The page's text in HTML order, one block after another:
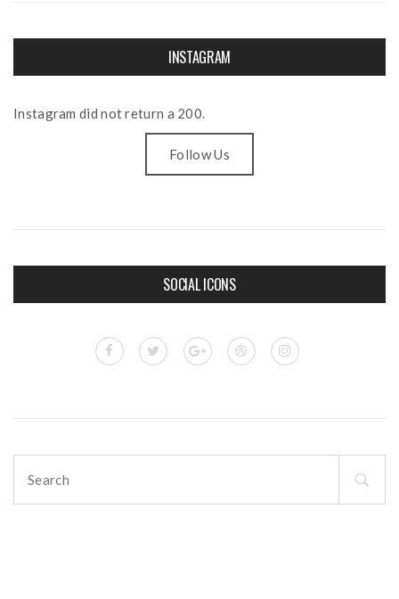
INSTAGRAM
Instagram did not return a 200.
Follow Us
SOCIAL ICONS
for: